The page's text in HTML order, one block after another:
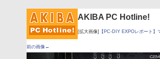
AKIBA PC Hotline!
[拡大画像] 【PC-DIY EXPOレポート
前の画像←